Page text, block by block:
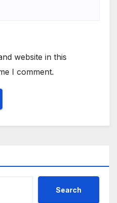
website in this
I comment.
Search